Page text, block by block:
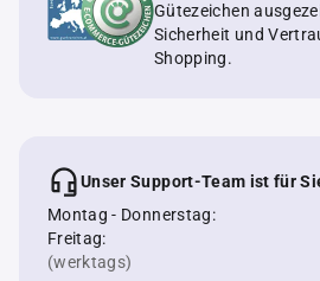
Gütezeichen
Sicherheit und
Shopping.
Unser Support-Team ist für
Montag - Donnerstag:
Freitag:
(werktags)